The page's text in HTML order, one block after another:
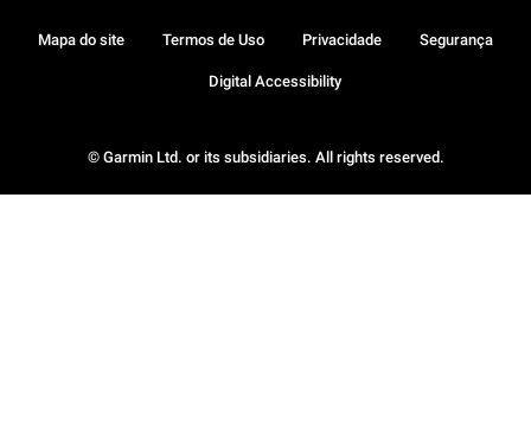
© Garmin Ltd. or its subsidiaries. All rights reserved.
Mapa do site Termos de Uso Privacidade Segurança
Digital Accessibility